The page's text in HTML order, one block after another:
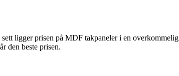
ligger prisen på MDF takpaneler i en
den beste prisen.